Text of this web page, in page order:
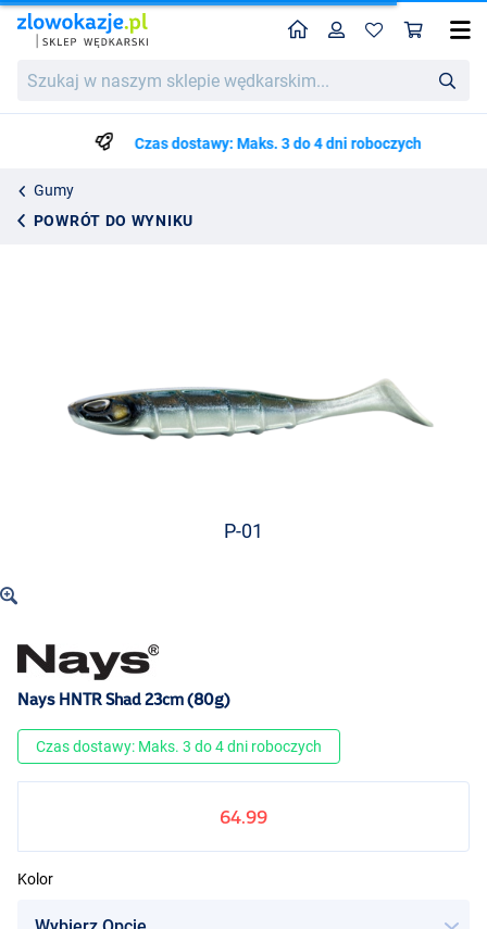
w
wędkarskim...
HomeProfil
Czas dostawy: Maks. 3 do 4 dni roboczych
Gumy
POWRÓT DO WYNIKU
Nays HNTR Shad 23cm (80g)
64.99
P-01
Nays HNTR Shad 23cm (80g)
Czas dostawy: Maks. 3 do 4 dni roboczych
64.99
Kolor